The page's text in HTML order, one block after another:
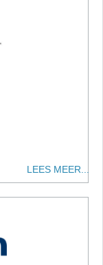
LEES MEER...